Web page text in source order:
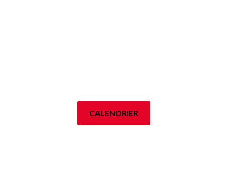
CALENDRIER